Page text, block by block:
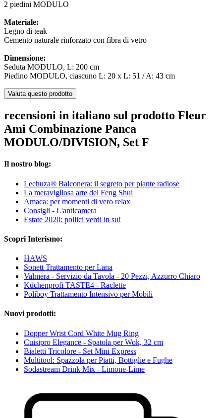
2 piedini MODULO
Materiale:
Legno di teak
Cemento naturale rinforzato con fibra di vetro
Dimensione:
Seduta MODULO, L: 200 cm
Piedino MODULO, ciascuno L: 20 x L: 51 / A: 43 cm
Valuta questo prodotto
recensioni in italiano sul prodotto Fleur
Ami Combinazione Panca
MODULO/DIVISION, Set F
Il nostro blog:
Lechuza® Balconera: il segreto per piante radiose
La meravigliosa arte del Feng Shui
Amaca: per momenti di vero relax
Consigli - L'anticamera
Estate 2020: pollici verdi in su!
Scopri Interismo:
HAWS
Sonett Trattamento per Lana
Valmera - Servizio da Tavola - 20 Pezzi, Azzurro Chiaro
Küchenprofi TASTE4 - Raclette
Poliboy Trattamento Intensivo per Mobili
Nuovi prodotti:
Dopper Wrist Cord White Mug Ring
Cuisipro Elegance - Spatola per Wok, 32 cm
Bialetti Tricolore - Set Mini Express
Multitool: Spazzola per Piatti, Bottiglie e Fughe
Sodastream Drink Mix - Limone-Lime